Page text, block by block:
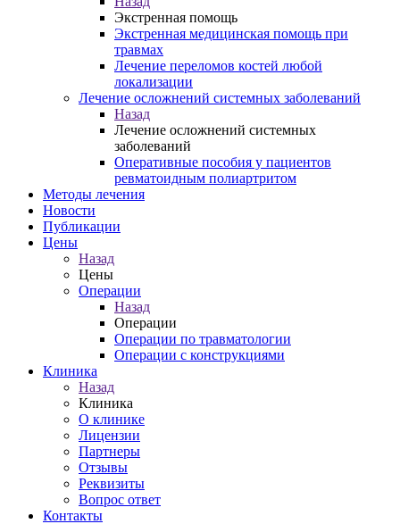
Экстренная помощь
Экстренная медицинская помощь при
травмах
Лечение переломов костей любой
локализации
Лечение осложнений системных заболеваний
Назад
Лечение осложнений системных
заболеваний
Оперативные пособия у пациентов
ревматоидным полиартритом
Методы лечения
Новости
Публикации
Цены
Назад
Цены
Операции
Назад
Операции
Операции по травматологии
Операции с конструкциями
Клиника
Назад
Клиника
О клинике
Лицензии
Партнеры
Отзывы
Реквизиты
Вопрос ответ
Контакты